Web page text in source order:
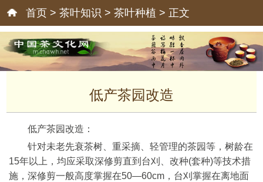
首页 > 茶叶知识 > 茶叶种植 > 正文
低产茶园改造
低产茶园改造：
针对未老先衰茶树、重采摘、轻管理的茶园等，树龄在
15年以上，均应采取深修剪直到台刈、改种(套种)等技术措
施，深修剪一般高度掌握在50―60cm，台刈掌握在离地面